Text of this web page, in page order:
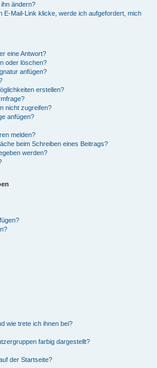
ändern?
E-Mail-Link klicke, werde ich aufgefordert, mich
eine Antwort?
oder löschen?
anfügen?
erstellen?
nicht zugreifen?
anfügen?
melden?
beim Schreiben eines Beitrags?
werden?
wie trete ich ihnen bei?
farbig dargestellt?
der Startseite?